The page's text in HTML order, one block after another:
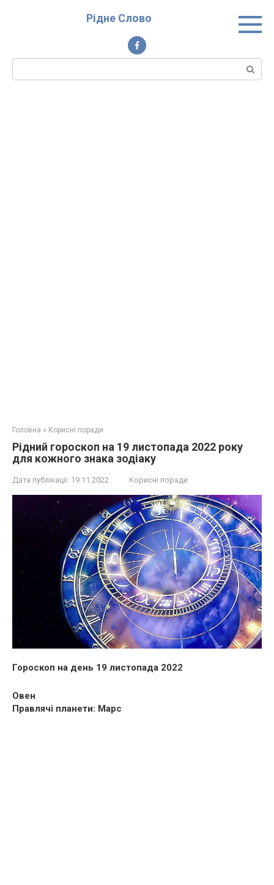
Рідне Слово
Пошук:
Головна » Корисні поради
Рідний гороскоп на 19 листопада 2022 року
для кожного знака зодіаку
Дата публікації: 19.11.2022 Корисні поради
Гороскоп на день 19 листопада 2022
Овен
Правлячі планети: Марс